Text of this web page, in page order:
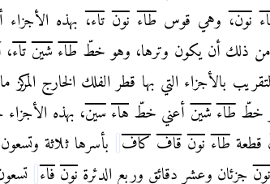
نون، وهي قوس طاء نون تاء، بهذه الأجزاء
ذلك أن يكون وترها، وهو خطّ طاء شين تاء،
بالأجزاء التي بها قطر الفلك الخارج
خطّ طاء شين أعني خطّ هاء سين، بهذه
قطعة طاء نون قاف كاف
بأسرها ثلاثة
نون جزئان وعشر دقائق وربع الدئرة نون فاء